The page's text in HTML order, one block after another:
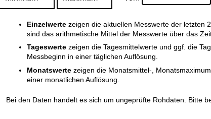
Einzelwertezeigen die aktuellen Messwerte der letzten
sind das arithmetische Mittel der Messwerte über das
Tageswertezeigen die Tagesmittelwerte und ggf. die
Messbeginn in einer täglichen Auflösung.
Monatswertezeigen die Monatsmittel-,
einer monatlichen Auflösung.
Bei den Daten handelt es sich um ungeprüfte Rohdaten. Bitte